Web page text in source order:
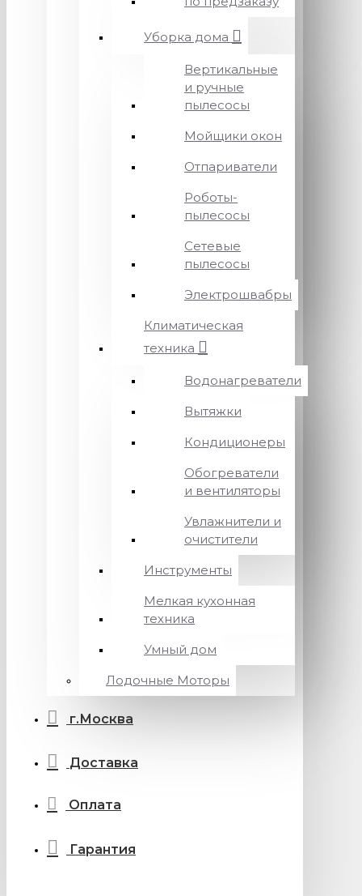
Уборка дома
Вертикальные
и ручные
пылесосы
Мойщики окон
Отпариватели
Роботы-
пылесосы
Сетевые
пылесосы
Электрошвабры
Климатическая
техника
Водонагреватели
Вытяжки
Кондиционеры
Обогреватели
и вентиляторы
Увлажнители и
очистители
Инструменты
Мелкая кухонная
техника
Умный дом
Лодочные Моторы
г.Москва
Доставка
Оплата
Гарантия